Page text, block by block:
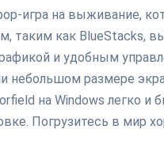
игра на выживание,
таким как BlueStacks,
и удобным
небольшом размере
на Windows легко
Погрузитесь в мир